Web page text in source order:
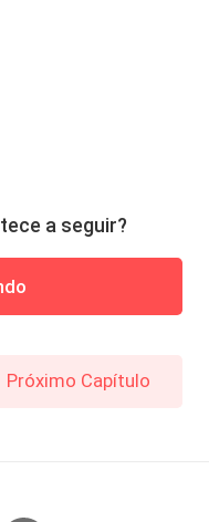
a seguir?
Próximo Capítulo